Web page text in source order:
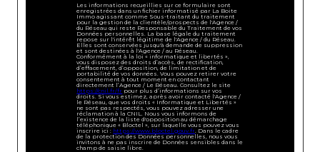
Les informations recueillies sur ce formulaire sont
enregistrées dans un fichier informatisé par La Boite
Immo agissant comme Sous-traitant du traitement
pour la gestion de la clientèle/prospects de l'Agence /
du Réseau qui reste Responsable du Traitement de vos
Données personnelles. La base légale du traitement
repose sur l'intérêt légitime de l'Agence / du Réseau.
Elles sont conservées jusqu'à demande de suppression
et sont destinées à l'Agence / au Réseau.
Conformément à la loi « informatique et libertés »,
vous disposez des droits d’accès, de rectification,
d’effacement, d’opposition, de limitation et de
portabilité de vos données. Vous pouvez retirer votre
consentement à tout moment en contactant
directement l’Agence / Le Réseau. Consultez le site
https://cnil.fr/fr pour plus d’informations sur vos
droits. Si vous estimez, après avoir contacté l'Agence /
le Réseau, que vos droits « Informatique et Libertés »
ne sont pas respectés, vous pouvez adresser une
réclamation à la CNIL. Nous vous informons de
l’existence de la liste d'opposition au démarchage
téléphonique « Bloctel », sur laquelle vous pouvez vous
inscrire ici : https://www.bloctel.gouv.fr . Dans le cadre
de la protection des Données personnelles, nous vous
invitons à ne pas inscrire de Données sensibles dans le
champ de saisie libre.